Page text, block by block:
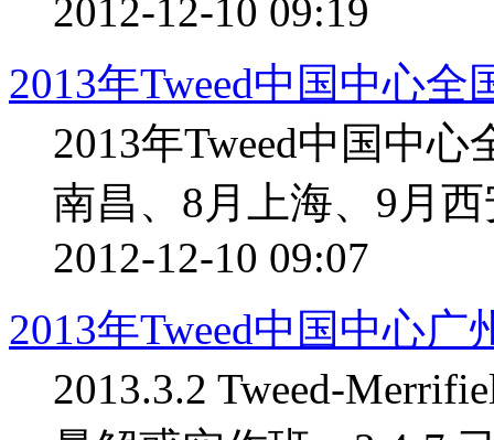
2012-12-10 09:19
2013年Tweed中国中心全
2013年Tweed中国中
南昌、8月上海、9月
2012-12-10 09:07
2013年Tweed中国中心广
2013.3.2 Tweed-